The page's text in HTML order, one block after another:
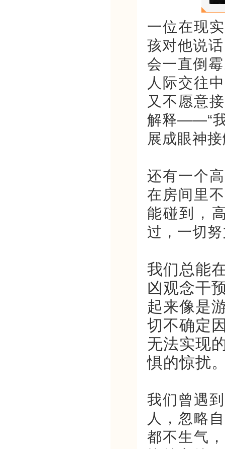
一位在现
孩对他说
会一直倒
人际交往
又不愿意
解释——“我
展成眼神
还有一个
在房间里
能碰到，
过，一切
我们总能
凶观念干
起来像是
切不确定
无法实现
惧的惊扰
我们曾遇
人，忽略
都不生气